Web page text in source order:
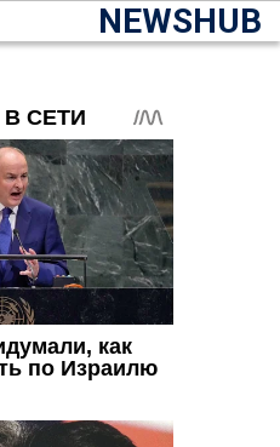
NEWSHUB